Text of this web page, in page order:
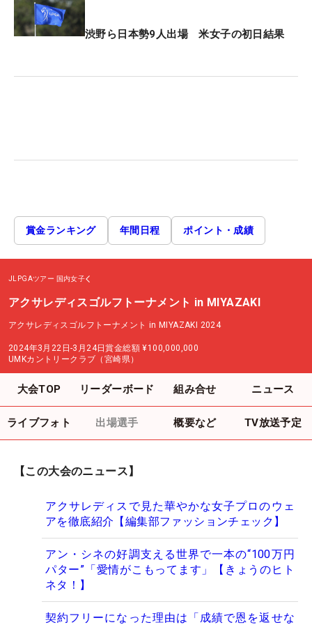
渋野ら日本勢9人出場 米女子の初日結果
賞金ランキング 年間日程 ポイント・成績
JLPGAツアー 国内女子
アクサレディスゴルフトーナメント in MIYAZAKI
アクサレディスゴルフトーナメント in MIYAZAKI 2024
2024年3月22日-3月24日賞金総額 ¥100,000,000
UMKカントリークラブ（宮崎県）
大会TOP リーダーボード 組み合せ ニュース
ライブフォト 出場選手 概要など TV放送予定
【この大会のニュース】
アクサレディスで見た華やかな女子プロのウェ
アを徹底紹介【編集部ファッションチェック】
アン・シネの好調支える世界で一本の“100万円
パター”「愛情がこもってます」【きょうのヒト
ネタ！】
契約フリーになった理由は「成績で恩を返せな